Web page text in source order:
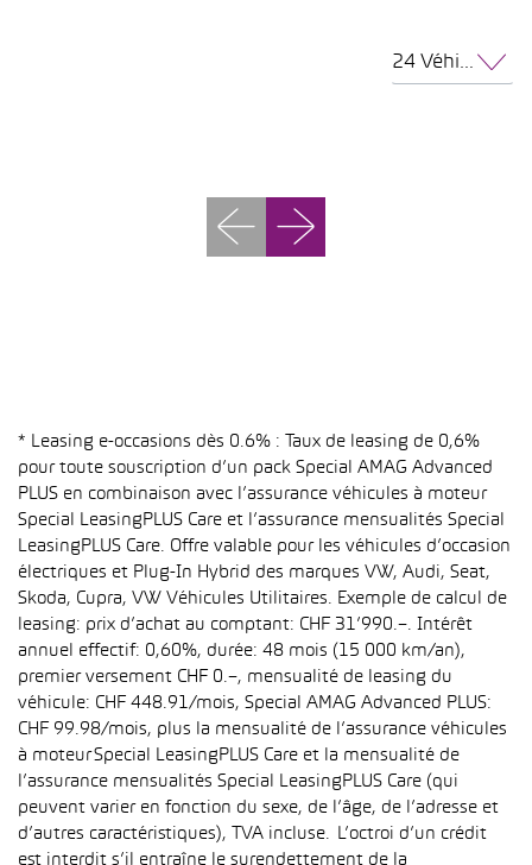
24 Véhicules par page
* Leasing e-occasions dès 0.6% : Taux de leasing de 0,6%
pour toute souscription d’un pack Special AMAG Advanced
PLUS en combinaison avec l’assurance véhicules à moteur
Special LeasingPLUS Care et l’assurance mensualités Special
LeasingPLUS Care. Offre valable pour les véhicules d’occasion
électriques et Plug-In Hybrid des marques VW, Audi, Seat,
Skoda, Cupra, VW Véhicules Utilitaires. Exemple de calcul de
leasing: prix d’achat au comptant: CHF 31’990.–. Intérêt
annuel effectif: 0,60%, durée: 48 mois (15 000 km/an),
premier versement CHF 0.–, mensualité de leasing du
véhicule: CHF 448.91/mois, Special AMAG Advanced PLUS:
CHF 99.98/mois, plus la mensualité de l’assurance véhicules
à moteur Special LeasingPLUS Care et la mensualité de
l’assurance mensualités Special LeasingPLUS Care (qui
peuvent varier en fonction du sexe, de l’âge, de l’adresse et
d’autres caractéristiques), TVA incluse. L’octroi d’un crédit
est interdit s’il entraîne le surendettement de la